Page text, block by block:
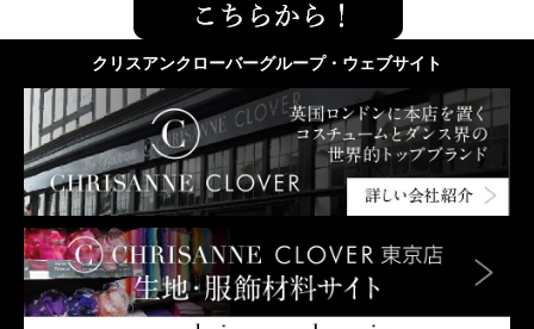
クリスアンクローバーグループ・ウェブサイト